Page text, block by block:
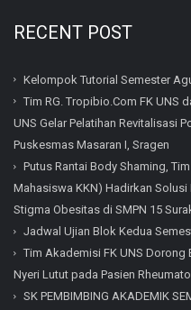
RECENT POST
Kelompok Tutorial Semester
Tim RG. Tropibio.Com FK UNS
UNS Gelar Pelatihan Revitalisasi
Puskesmas Masaran I, Sragen
Putus Rantai Body Shaming,
Mahasiswa KKN) Hadirkan
Stigma Obesitas di SMPN 15
Jadwal Ujian Blok Kedua
Tim Akademisi FK UNS
Nyeri Lutut pada Pasien
SK PEMBIMBING AKADEMIK